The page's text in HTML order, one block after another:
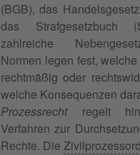
(BGB), das
das Strafgesetzbuch
zahlreiche
Normen legen fest,
rechtmäßig oder
welche Konsequenzen
Prozessrechtregelt
Verfahren zur
Rechte. Die